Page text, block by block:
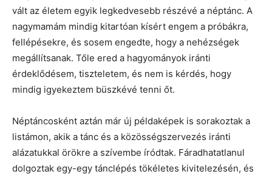
vált az életem egyik legkedvesebb részévé a néptánc. A
nagymamám mindig kitartóan kísért engem a próbákra,
fellépésekre, és sosem engedte, hogy a nehézségek
megállítsanak. Tőle ered a hagyományok iránti
érdeklődésem, tiszteletem, és nem is kérdés, hogy
mindig igyekeztem büszkévé tenni őt.
Néptáncosként aztán már új példaképek is sorakoztak a
listámon, akik a tánc és a közösségszervezés iránti
alázatukkal örökre a szívembe íródtak. Fáradhatatlanul
dolgoztak egy-egy tánclépés tökéletes kivitelezésén, és